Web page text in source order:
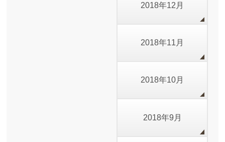
2018年12月
2018年11月
2018年10月
2018年9月